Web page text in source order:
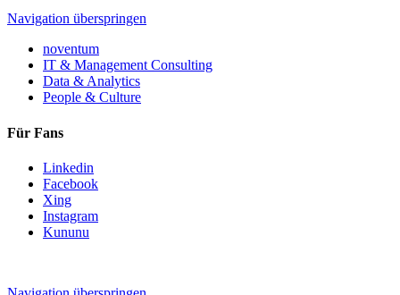
Navigation überspringen
noventum
IT & Management Consulting
Data & Analytics
People & Culture
Für Fans
Linkedin
Facebook
Xing
Instagram
Kununu